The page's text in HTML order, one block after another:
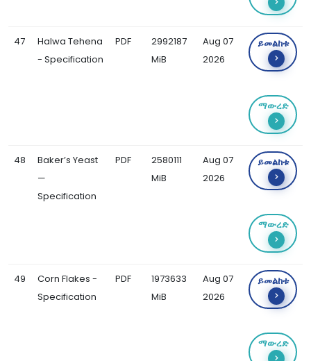
47
Halwa Tehena
- Specification
PDF
2992187
MiB
Aug 07
2026
ይመልከቱ
ማውረድ
48
Baker’s Yeast
—
Specification
PDF
2580111
MiB
Aug 07
2026
ይመልከቱ
ማውረድ
49
Corn Flakes -
Specification
PDF
1973633
MiB
Aug 07
2026
ይመልከቱ
ማውረድ